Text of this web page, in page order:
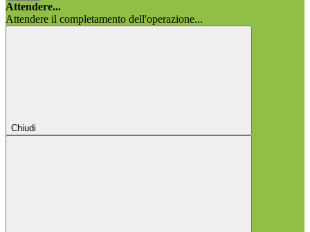
Attendere...
Attendere il completamento dell'operazione...
Chiudi